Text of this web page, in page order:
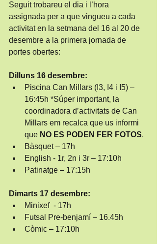
Seguit trobareu el dia i l’hora
assignada per a que vingueu a cada
activitat en la setmana del 16 al 20 de
desembre a la primera jornada de
portes obertes:
Dilluns 16 desembre:
Piscina Can Millars (I3, I4 i I5) –
16:45h *Súper important, la
coordinadora d’activitats de Can
Millars em recalca que us informi
que NO ES PODEN FER FOTOS.
Bàsquet – 17h
English - 1r, 2n i 3r – 17:10h
Patinatge – 17:15h
Dimarts 17 desembre:
Minixef  - 17h
Futsal Pre-benjamí – 16.45h
Còmic – 17:10h